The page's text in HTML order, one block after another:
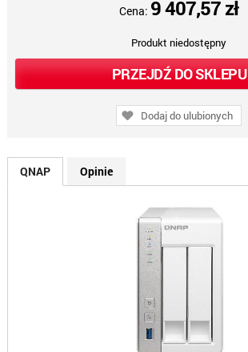
Cena: 9 407,57 zł
Produkt niedostępny
PRZEJDŹ DO SKLEPU
Dodaj do ulubionych
QNAP Opinie